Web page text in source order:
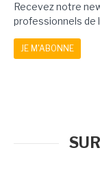
Recevez notre
professionnels de
JE M'ABONNE